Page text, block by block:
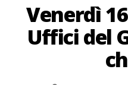
Venerdì
Uffici del